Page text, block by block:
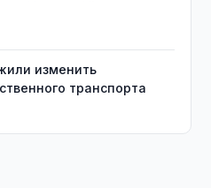
изменить
транспорта